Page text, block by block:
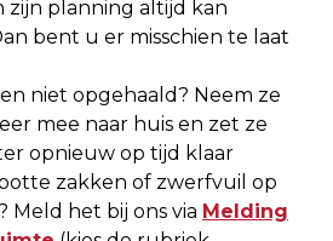
zijn planning altijd kan
bent u er misschien te laat
niet opgehaald? Neem ze
mee naar huis en zet ze
opnieuw op tijd klaar
zakken of zwerfvuil op
Meld het bij ons via Melding